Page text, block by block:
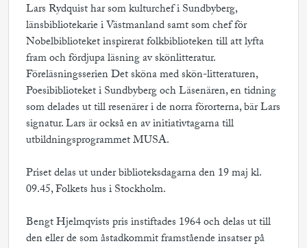
Lars Rydquist har som kulturchef i Sundbyberg,
länsbibliotekarie i Västmanland samt som chef för
Nobelbiblioteket inspirerat folkbiblioteken till att lyfta
fram och fördjupa läsning av skönlitteratur.
Föreläsningsserien Det sköna med skön-litteraturen,
Poesibiblioteket i Sundbyberg och Läsenären, en tidning
som delades ut till resenärer i de norra förorterna, bär Lars
signatur. Lars är också en av initiativtagarna till
utbildningsprogrammet MUSA.
Priset delas ut under biblioteksdagarna den 19 maj kl.
09.45, Folkets hus i Stockholm.
Bengt Hjelmqvists pris instiftades 1964 och delas ut till
den eller de som åstadkommit framstående insatser på